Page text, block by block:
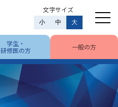
文字サイズ
小 中 大
学生・
研修医の方
一般の方